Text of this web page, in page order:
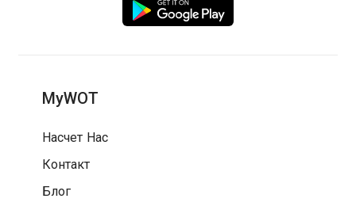
MyWOT
Насчет Нас
Контакт
Блог